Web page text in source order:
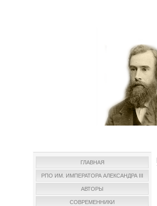
ГЛАВНАЯ
РПО ИМ. ИМПЕРАТОРА АЛЕКСАНДРА III
АВТОРЫ
СОВРЕМЕННИКИ